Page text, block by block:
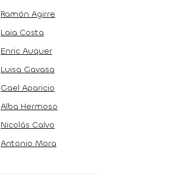
Ramón Agirre
Laia Costa
Enric Auquer
Luisa Gavasa
Gael Aparicio
Alba Hermoso
Nicolás Calvo
Antonio Mora